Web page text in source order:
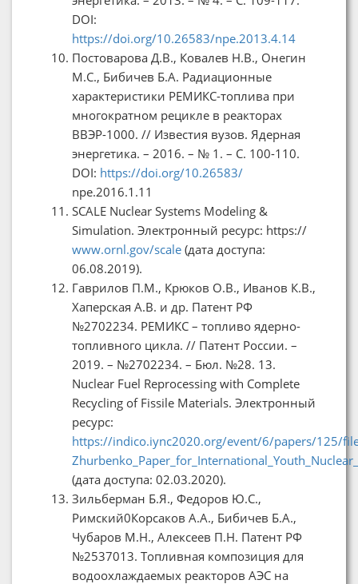
DOI:
https://doi.org/10.26583/npe.2013.4.14
Постоварова Д.В., Ковалев Н.В., Онегин
М.С., Бибичев Б.А. Радиационные
характеристики РЕМИКС-топлива при
многократном рецикле в реакторах
ВВЭР-1000. // Известия вузов. Ядерная
энергетика. – 2016. – № 1. – С. 100-110.
DOI: https://doi.org/10.26583/
npe.2016.1.11
SCALE Nuclear Systems Modeling &
Simulation. Электронный ресурс: https://
www.ornl.gov/scale (дата доступа:
06.08.2019).
Гаврилов П.М., Крюков О.В., Иванов К.В.,
Хаперская А.В. и др. Патент РФ
№2702234. РЕМИКС – топливо ядерно-
топливного цикла. // Патент России. –
2019. – №2702234. – Бюл. №28. 13.
Nuclear Fuel Reprocessing with Complete
Recycling of Fissile Materials. Электронный
ресурс:
https://indico.iync2020.org/event/6/papers/125/
(дата доступа: 02.03.2020).
Зильберман Б.Я., Федоров Ю.С.,
Римский0Корсаков А.А., Бибичев Б.А.,
Чубаров М.Н., Алексеев П.Н. Патент РФ
№2537013. Топливная композиция для
водоохлаждаемых реакторов АЭС на